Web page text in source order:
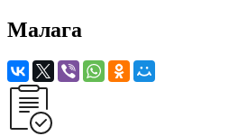
Малага